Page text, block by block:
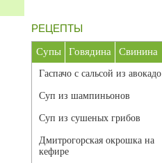
РЕЦЕПТЫ
Супы Говядина Свинина
Гаспачо с сальсой из авокадо
Суп из шампиньонов
Суп из сушеных грибов
Дмитрогорская окрошка на
кефире